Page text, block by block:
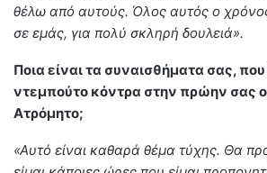
θέλω από αυτούς. Όλος αυτός ο
σε εμάς, για πολύ σκληρή δουλειά».
Ποια είναι τα συναισθήματα σας,
ντεμπούτο κόντρα στην πρώην σας
Ατρόμητο;
«Αυτό είναι καθαρά θέμα τύχης. Θα